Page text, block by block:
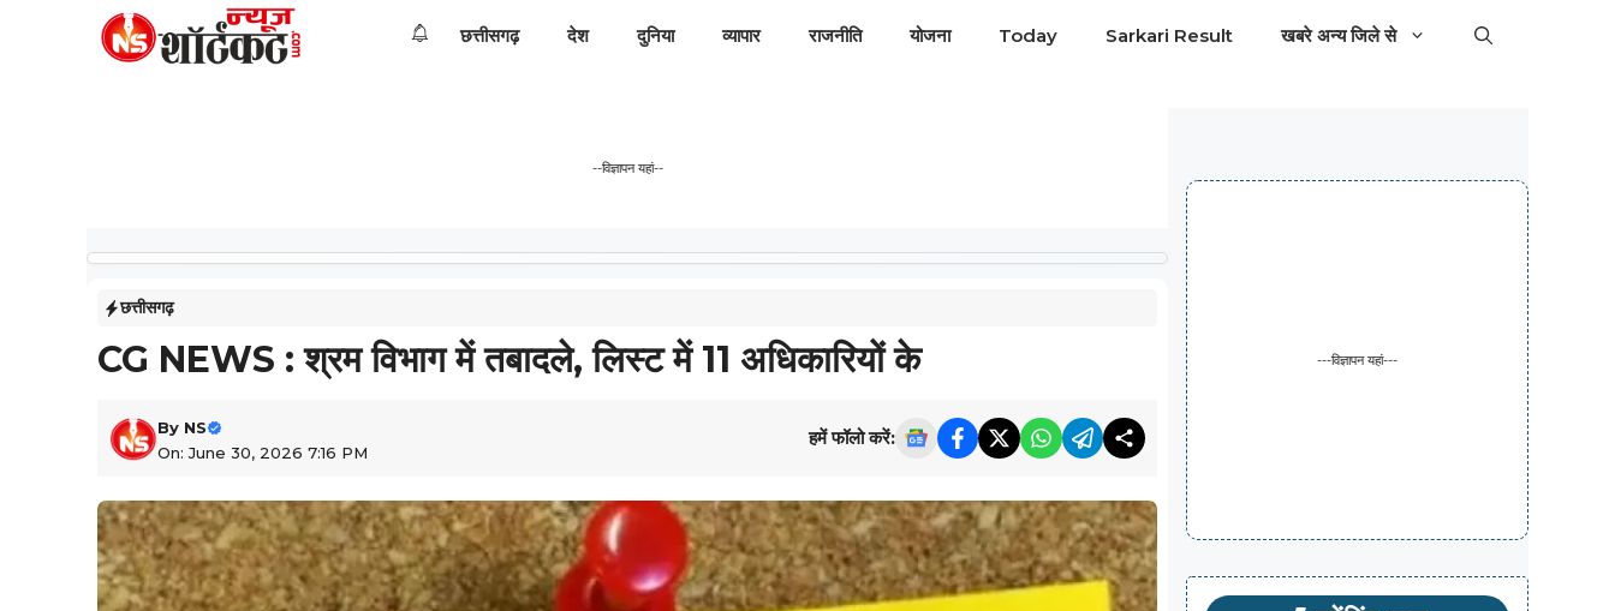
छत्तीसगढ़ देश दुनिया व्यापार राजनीति योजना Today Sarkari Result खबरे अन्य जिले से
--विज्ञापन यहां--
छत्तीसगढ़
CG NEWS : श्रम विभाग में तबादले, लिस्ट में 11 अधिकारियों के
By NS
On: June 30, 2026 7:16 PM
हमें फॉलो करें:
---विज्ञापन यहां---